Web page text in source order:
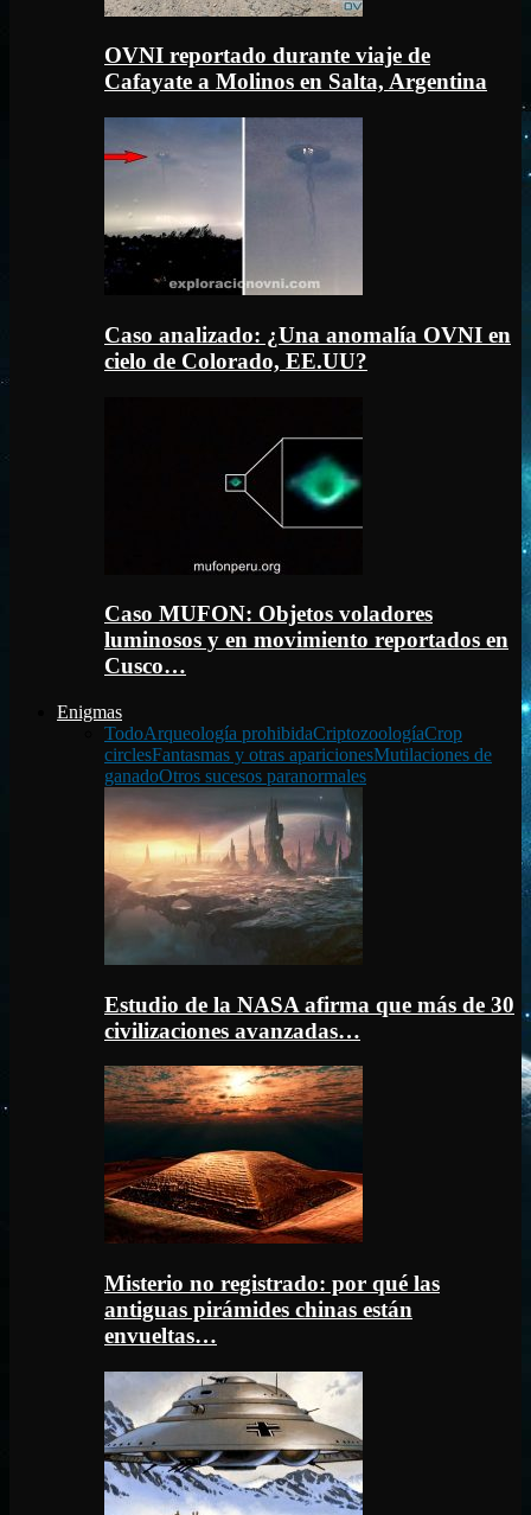
OVNI reportado durante viaje de
Cafayate a Molinos en Salta, Argentina
Caso analizado: ¿Una anomalía OVNI en
cielo de Colorado, EE.UU?
Caso MUFON: Objetos voladores
luminosos y en movimiento reportados en
Cusco…
Enigmas
TodoArqueología prohibidaCriptozoologíaCrop
circlesFantasmas y otras aparicionesMutilaciones de
ganadoOtros sucesos paranormales
Estudio de la NASA afirma que más de 30
civilizaciones avanzadas…
Misterio no registrado: por qué las
antiguas pirámides chinas están
envueltas…